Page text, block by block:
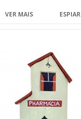
VER MAIS ESPIAR